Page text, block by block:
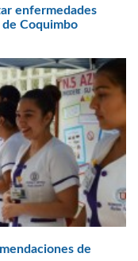
enfermedades
Coquimbo
de